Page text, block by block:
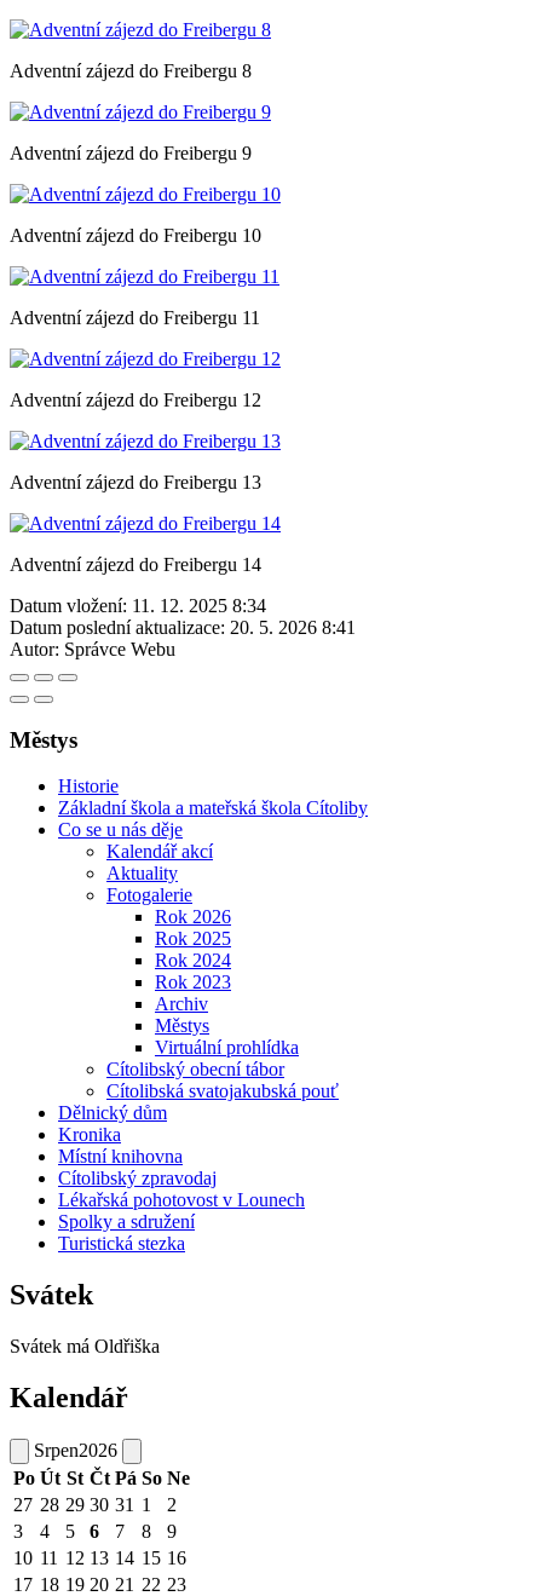
Adventní zájezd do Freibergu 8
Adventní zájezd do Freibergu 9
Adventní zájezd do Freibergu 10
Adventní zájezd do Freibergu 11
Adventní zájezd do Freibergu 12
Adventní zájezd do Freibergu 13
Adventní zájezd do Freibergu 14
Datum vložení: 11. 12. 2025 8:34
Datum poslední aktualizace: 20. 5. 2026 8:41
Autor: Správce Webu
Městys
Historie
Základní škola a mateřská škola Cítoliby
Co se u nás děje
Kalendář akcí
Aktuality
Fotogalerie
Rok 2026
Rok 2025
Rok 2024
Rok 2023
Archiv
Městys
Virtuální prohlídka
Cítolibský obecní tábor
Cítolibská svatojakubská pouť
Dělnický dům
Kronika
Místní knihovna
Cítolibský zpravodaj
Lékařská pohotovost v Lounech
Spolky a sdružení
Turistická stezka
Svátek
Svátek má Oldřiška
Kalendář
Srpen2026
Po Út St Čt Pá So Ne
27 28 29 30 31 1
2
3
4 5 6 7 8
9
10 11 12 13 14 15 16
17 18 19 20 21 22 23